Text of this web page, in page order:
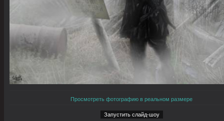
Просмотреть фотографию в реальном размере